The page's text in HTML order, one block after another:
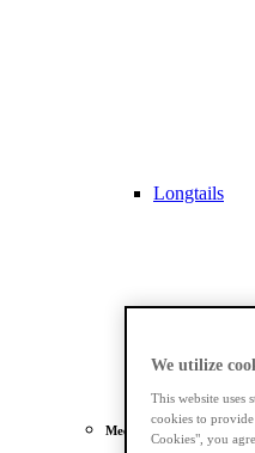
Longtails
Meest gezocht
We utilize
This website uses
cookies to
Cookies", you